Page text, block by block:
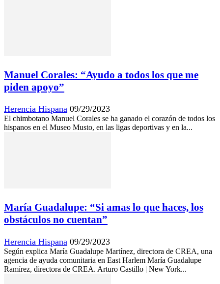
Manuel Corales: “Ayudo a todos los que me
piden apoyo”
Herencia Hispana 09/29/2023
El chimbotano Manuel Corales se ha ganado el corazón de todos los
hispanos en el Museo Musto, en las ligas deportivas y en la...
María Guadalupe: “Si amas lo que haces, los
obstáculos no cuentan”
Herencia Hispana 09/29/2023
Según explica María Guadalupe Martínez, directora de CREA, una
agencia de ayuda comunitaria en East Harlem María Guadalupe
Ramírez, directora de CREA. Arturo Castillo | New York...